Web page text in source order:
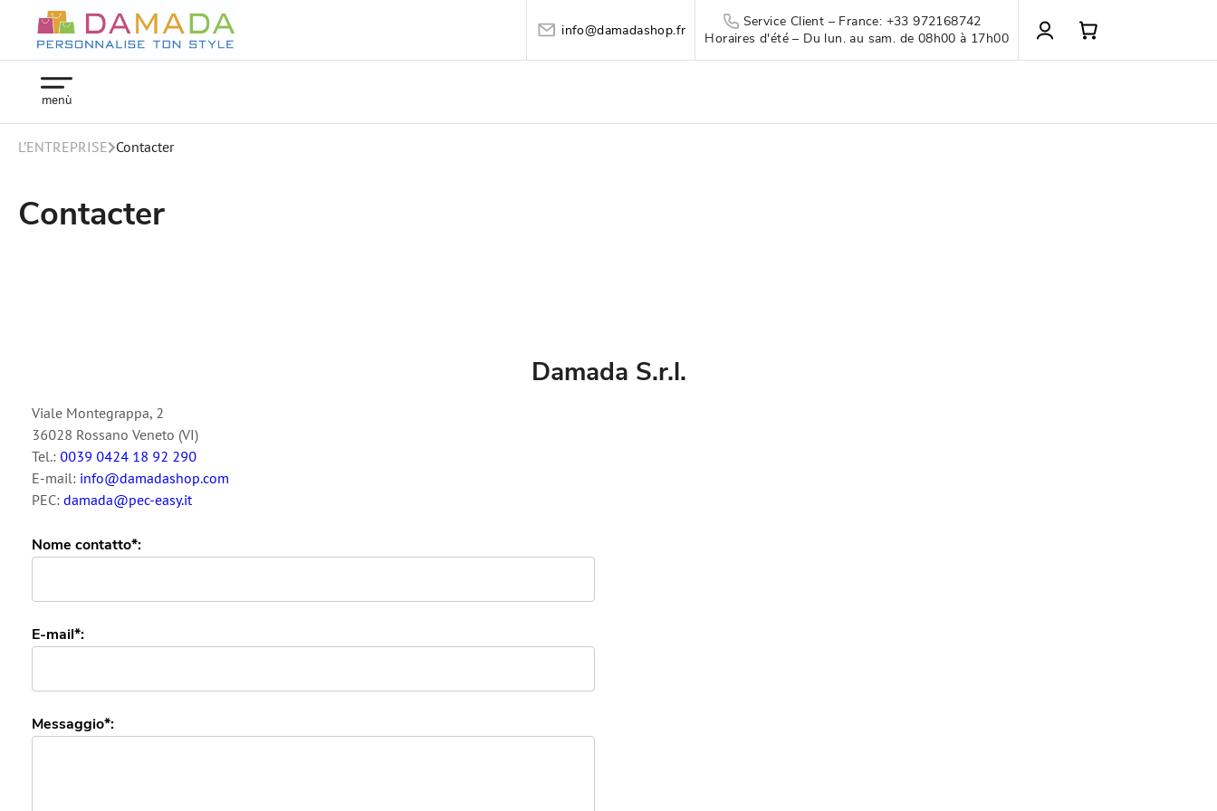
info@damadashop.fr
Service Client – France: +33 972168742
Horaires d'été – Du lun. au sam. de 08h00 à 17h00
menù
L’ENTREPRISE Contacter
Contacter
Damada S.r.l.
Viale Montegrappa, 2
36028 Rossano Veneto (VI)
Tel.: 0039 0424 18 92 290
E-mail: info@damadashop.com
PEC: damada@pec-easy.it
Nome contatto*:
E-mail*:
Messaggio*: